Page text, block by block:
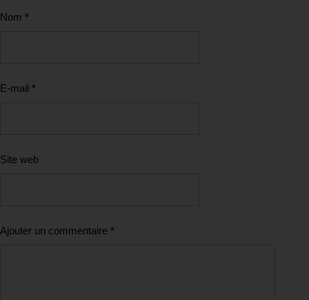
Nom *
E-mail *
Site web
Ajouter un commentaire *